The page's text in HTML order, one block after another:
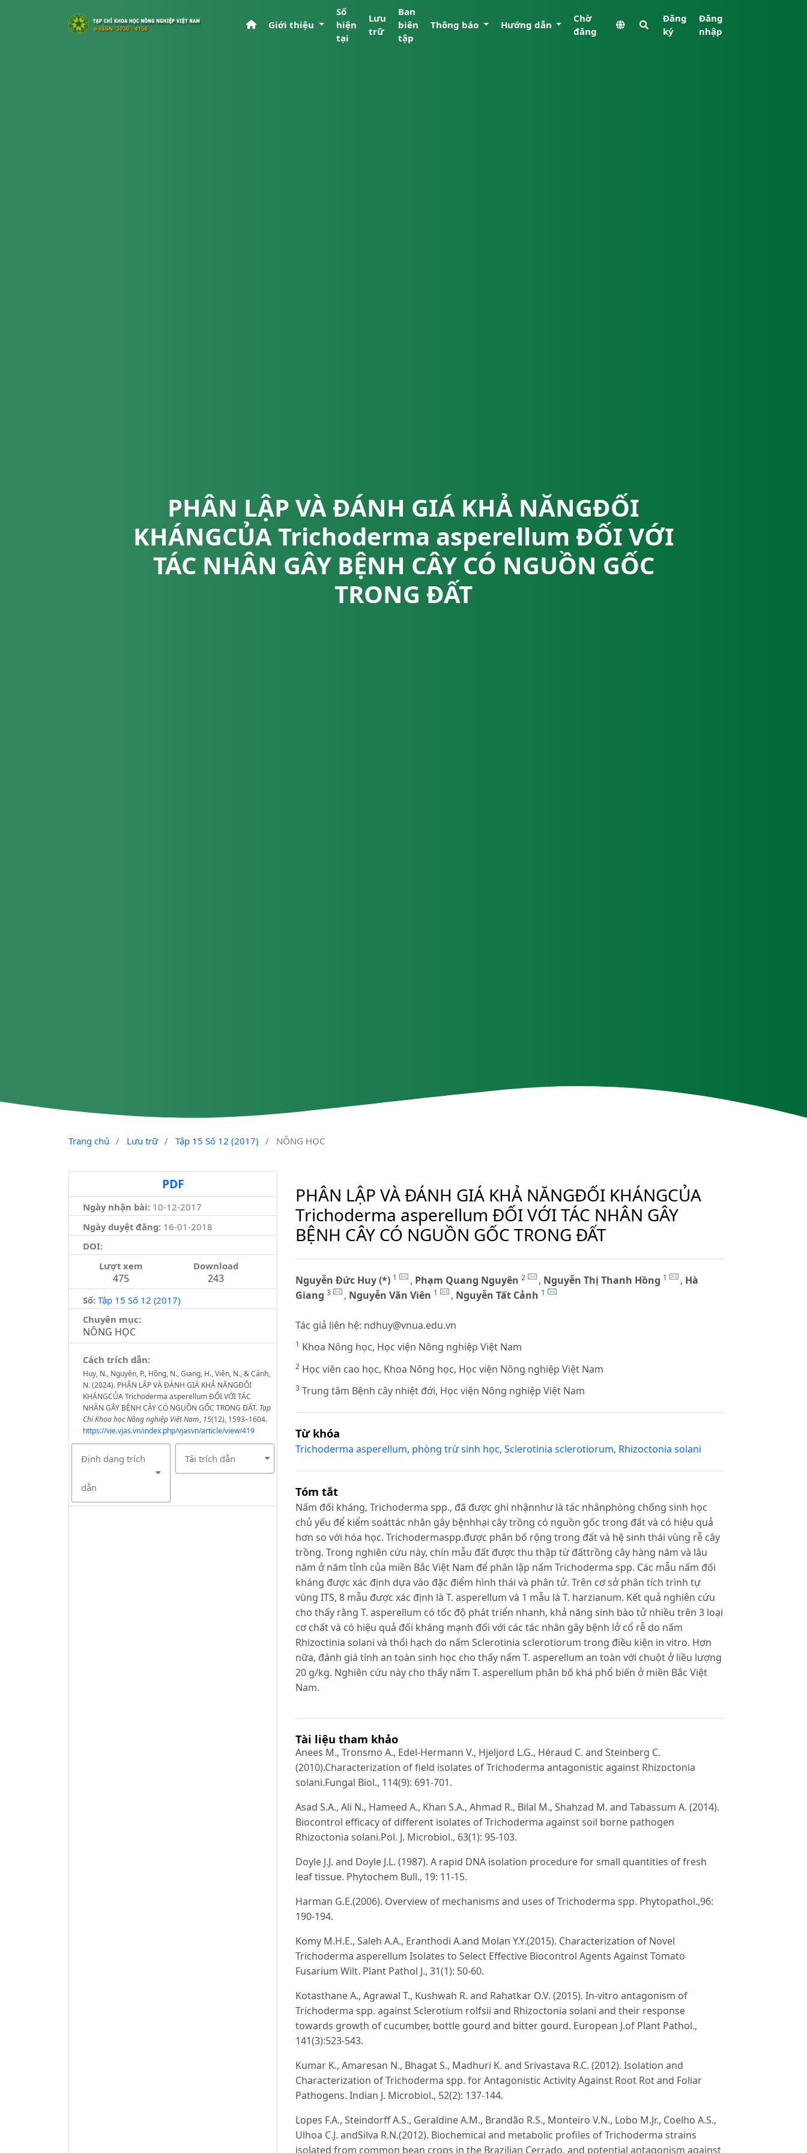
Giới thiệu
Số
hiện
tại
Lưu
trữ
Ban
biên
tập
Thông báo Hướng dẫn
Chờ
đăng
Đăng
ký
Đăng
nhập
PHÂN LẬP VÀ ĐÁNH GIÁ KHẢ NĂNGĐỐI
KHÁNGCỦA Trichoderma asperellum ĐỐI VỚI
TÁC NHÂN GÂY BỆNH CÂY CÓ NGUỒN GỐC
TRONG ĐẤT
Trang chủ / Lưu trữ / Tập 15 Số 12 (2017) / NÔNG HỌC
PDF
Ngày nhận bài: 10-12-2017
Ngày duyệt đăng:16-01-2018
DOI:
Lượt xem
475
Download
243
Số: Tập 15 Số 12 (2017)
Chuyên mục:
NÔNG HỌC
Cách trích dẫn:
Huy, N., Nguyên, P., Hồng, N., Giang, H., Viên, N., & Cảnh,
N. (2024). PHÂN LẬP VÀ ĐÁNH GIÁ KHẢ NĂNGĐỐI
KHÁNGCỦA Trichoderma asperellum ĐỐI VỚI TÁC
NHÂN GÂY BỆNH CÂY CÓ NGUỒN GỐC TRONG ĐẤT. Tạp
Chí Khoa học Nông nghiệp Việt Nam, 15(12), 1593–1604.
https://vie.vjas.vn/index.php/vjasvn/article/view/419
Định dạng trích
dẫn
Tải trích dẫn
PHÂN LẬP VÀ ĐÁNH GIÁ KHẢ NĂNGĐỐI KHÁNGCỦA
Trichoderma asperellum ĐỐI VỚI TÁC NHÂN GÂY
BỆNH CÂY CÓ NGUỒN GỐC TRONG ĐẤT
Nguyễn Đức Huy (*) 1 , Phạm Quang Nguyên 2 , Nguyễn Thị Thanh Hồng 1 , Hà
Giang 3 , Nguyễn Văn Viên 1 , Nguyễn Tất Cảnh 1
Tác giả liên hệ: ndhuy@vnua.edu.vn
1 Khoa Nông học, Học viện Nông nghiệp Việt Nam
2Học viên cao học, Khoa Nông học, Học viện Nông nghiệp Việt Nam
3Trung tâm Bệnh cây nhiệt đới, Học viện Nông nghiệp Việt Nam
Từ khóa
Trichoderma asperellum, phòng trừ sinh học, Sclerotinia sclerotiorum, Rhizoctonia solani
Tóm tắt
Nấm đối kháng, Trichoderma spp., đã được ghi nhậnnhư là tác nhânphòng chống sinh học
chủ yếu để kiểm soáttác nhân gây bệnhhại cây trồng có nguồn gốc trong đất và có hiệu quả
hơn so với hóa học. Trichodermaspp.được phân bố rộng trong đất và hệ sinh thái vùng rễ cây
trồng. Trong nghiên cứu này, chín mẫu đất được thu thập từ đấttrồng cây hàng năm và lâu
năm ở năm tỉnh của miền Bắc Việt Nam để phân lập nấm Trichoderma spp. Các mẫu nấm đối
kháng được xác định dựa vào đặc điểm hình thái và phân tử. Trên cơ sở phân tích trình tự
vùng ITS, 8 mẫu được xác định là T. asperellum và 1 mẫu là T. harzianum. Kết quả nghiên cứu
cho thấy rằng T. asperellum có tốc độ phát triển nhanh, khả năng sinh bào tử nhiều trên 3 loại
cơ chất và có hiệu quả đối kháng mạnh đối với các tác nhân gây bệnh lở cổ rễ do nấm
Rhizoctinia solani và thối hạch do nấm Sclerotinia sclerotiorum trong điều kiện in vitro. Hơn
nữa, đánh giá tính an toàn sinh học cho thấy nấm T. asperellum an toàn với chuột ở liều lượng
20 g/kg. Nghiên cứu này cho thấy nấm T. asperellum phân bố khá phổ biến ở miền Bắc Việt
Nam.
Tài liệu tham khảo
Anees M., Tronsmo A., Edel-Hermann V., Hjeljord L.G., Héraud C. and Steinberg C.
(2010).Characterization of field isolates of Trichoderma antagonistic against Rhizoctonia
solani.Fungal Biol., 114(9): 691-701.
Asad S.A., Ali N., Hameed A., Khan S.A., Ahmad R., Bilal M., Shahzad M. and Tabassum A. (2014).
Biocontrol efficacy of different isolates of Trichoderma against soil borne pathogen
Rhizoctonia solani.Pol. J. Microbiol., 63(1): 95-103.
Doyle J.J. and Doyle J.L. (1987). A rapid DNA isolation procedure for small quantities of fresh
leaf tissue. Phytochem Bull., 19: 11-15.
Harman G.E.(2006). Overview of mechanisms and uses of Trichoderma spp. Phytopathol.,96:
190-194.
Komy M.H.E., Saleh A.A., Eranthodi A.and Molan Y.Y.(2015). Characterization of Novel
Trichoderma asperellum Isolates to Select Effective Biocontrol Agents Against Tomato
Fusarium Wilt. Plant Pathol J., 31(1): 50-60.
Kotasthane A., Agrawal T., Kushwah R. and Rahatkar O.V. (2015). In-vitro antagonism of
Trichoderma spp. against Sclerotium rolfsii and Rhizoctonia solani and their response
towards growth of cucumber, bottle gourd and bitter gourd. European J.of Plant Pathol.,
141(3):523-543.
Kumar K., Amaresan N., Bhagat S., Madhuri K. and Srivastava R.C. (2012). Isolation and
Characterization of Trichoderma spp. for Antagonistic Activity Against Root Rot and Foliar
Pathogens. Indian J. Microbiol., 52(2): 137-144.
Lopes F.A., Steindorff A.S., Geraldine A.M., Brandão R.S., Monteiro V.N., Lobo M.Jr., Coelho A.S.,
Ulhoa C.J. andSilva R.N.(2012). Biochemical and metabolic profiles of Trichoderma strains
isolated from common bean crops in the Brazilian Cerrado, and potential antagonism against